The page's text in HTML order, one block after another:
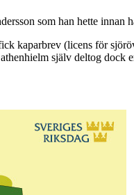
som han hette innan
kaparbrev (licens för
själv deltog dock